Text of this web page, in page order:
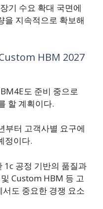
기 수요 확대 국면에
을 지속적으로 확보해
HBM 2027
도 준비 중으로
할 계획이다.
터 고객사별 요구에
정이다.
1c 공정 기반의 품질과
Custom HBM 등 고
도 중요한 경쟁 요소